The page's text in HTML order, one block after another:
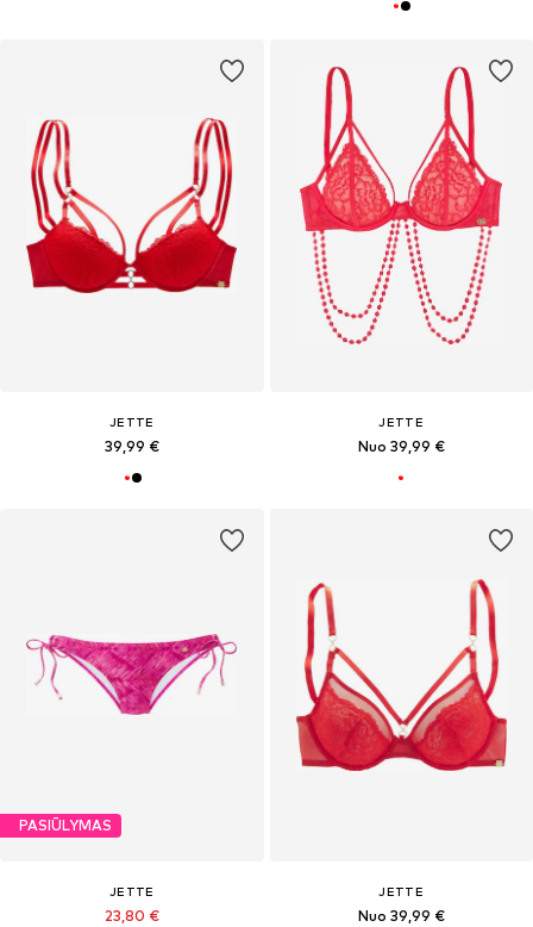
JETTE
39,99 €
JETTE
Nuo 39,99 €
PASIŪLYMAS
JETTE
23,80 €
JETTE
Nuo 39,99 €